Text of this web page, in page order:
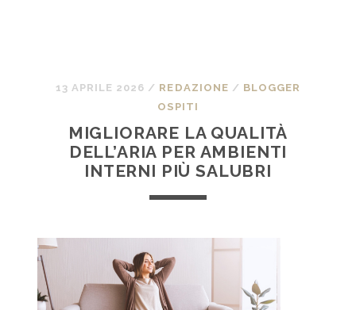
13 APRILE 2026 / REDAZIONE / BLOGGER
OSPITI
MIGLIORARE LA QUALITÀ
DELL’ARIA PER AMBIENTI
INTERNI PIÙ SALUBRI